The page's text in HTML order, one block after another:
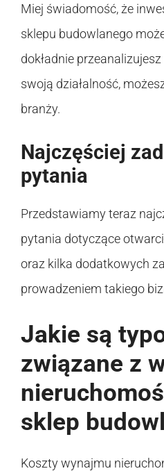
Miej świadomość, że
sklepu budowlanego
dokładnie
swoją działalność,
branży.
Najczęściej
pytania
Przedstawiamy teraz
pytania dotyczące
oraz kilka dodatkowych
prowadzeniem takiego
Jakie są
związane z
sklep
Koszty wynajmu